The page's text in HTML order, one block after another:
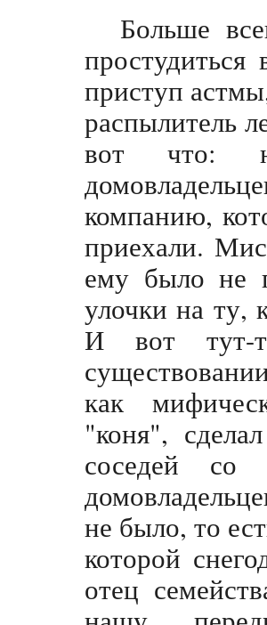
Больше
приступ
распылитель
вот что:
компанию,
приехали.
ему было не
улочки на ту,
И вот тут-
как
"коня",
соседей
не было, то
которой
отец